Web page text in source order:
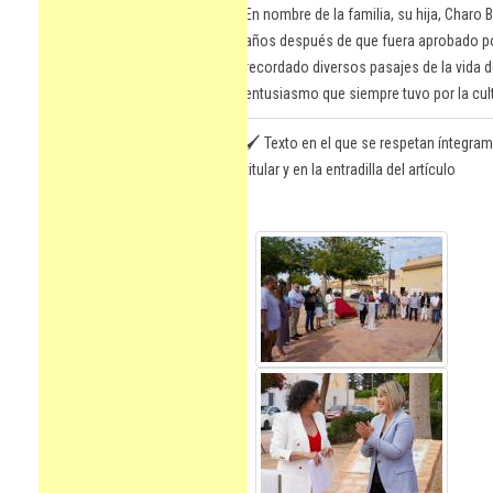
En nombre de la familia, su hija,
años después de que fuera aprobado
recordado diversos pasajes de la vida
entusiasmo que siempre tuvo por la
🖌️ Texto en el que se respetan
titular y en la entradilla del artículo